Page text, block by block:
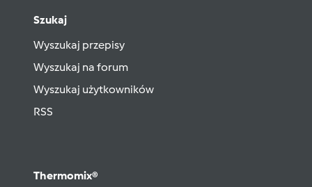
Szukaj
Wyszukaj przepisy
Wyszukaj na forum
Wyszukaj użytkowników
RSS
Thermomix®